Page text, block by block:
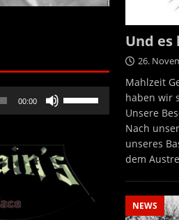
Und
26.
Mahlzeit
haben wir
Unsere
Nach
unseres
dem
NEWS
00:00
die
Lautstärke
zu
regeln.